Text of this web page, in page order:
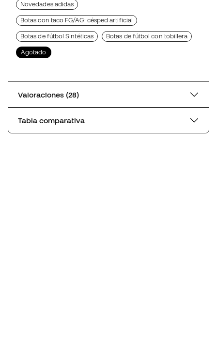
Novedades adidas
Botas con taco FG/AG: césped artificial
Botas de fútbol Sintéticas Botas de fútbol con tobillera
Agotado
Valoraciones (28)
Tabla comparativa